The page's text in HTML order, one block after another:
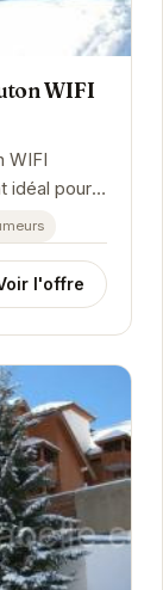
WIFI
WIFI
idéal pour
praticité...
l'offre